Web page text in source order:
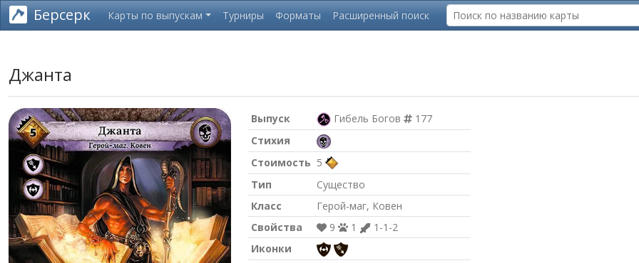
Берсерк Карты по выпускам Турниры Форматы Расширенный поиск
Джанта
Выпуск Гибель Богов
177
Стихия
Стоимость 5
Тип
Существо
Класс
Герой-маг, Ковен
Свойства
9 1
1-1-2
Иконки